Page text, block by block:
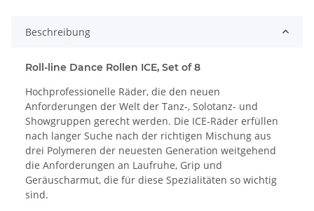
Beschreibung
Roll-line Dance Rollen ICE, Set of 8
Hochprofessionelle Räder, die den neuen
Anforderungen der Welt der Tanz-, Solotanz- und
Showgruppen gerecht werden. Die ICE-Räder erfüllen
nach langer Suche nach der richtigen Mischung aus
drei Polymeren der neuesten Generation weitgehend
die Anforderungen an Laufruhe, Grip und
Geräuscharmut, die für diese Spezialitäten so wichtig
sind.